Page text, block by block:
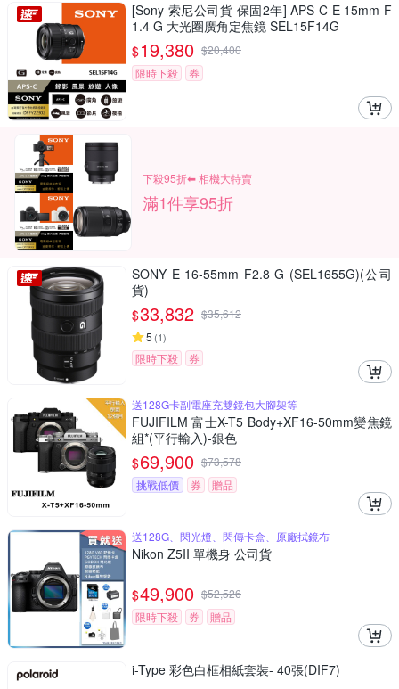
[Sony 索尼公司貨 保固2年] APS-C E 15mm F
1.4 G 大光圈廣角定焦鏡 SEL15F14G
$19,380 $20,400
限時下殺
券
下殺95折⬅︎ 相機大特賣
滿1件享95折
SONY E 16-55mm F2.8 G (SEL1655G)(公司
貨)
$33,832 $35,612
5 (1)
限時下殺 券
送128G卡副電座充雙鏡包大腳架等
FUJIFILM 富士X-T5 Body+XF16-50mm變焦鏡
組*(平行輸入)-銀色
$69,900 $73,578
挑戰低價
券 贈品
送128G、閃光燈、閃傳卡盒、原廠拭鏡布
Nikon Z5II 單機身 公司貨
$49,900 $52,526
限時下殺
券 贈品
i-Type 彩色白框相紙套裝- 40張(DIF7)